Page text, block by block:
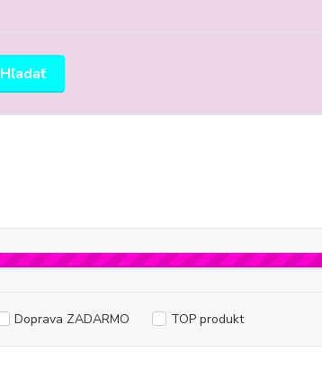
Hľadať
Doprava ZADARMO TOP produkt